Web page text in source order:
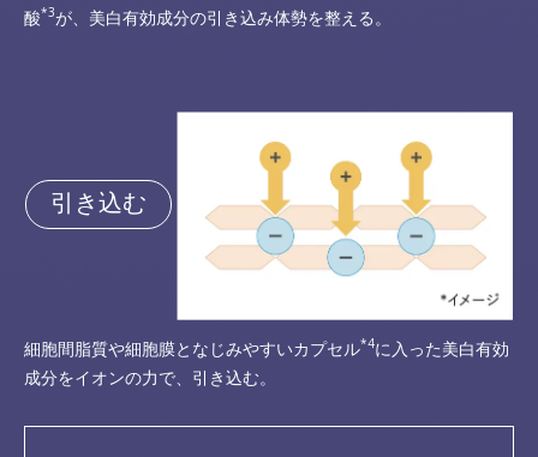
酸*3が、美白有効成分の引き込み体勢を整える。
引き込む
細胞間脂質や細胞膜となじみやすいカプセル*4に入った美白有効
成分をイオンの力で、引き込む。